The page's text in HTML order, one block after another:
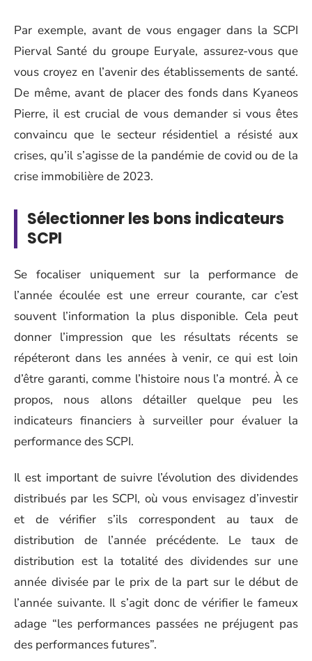
Par exemple, avant de vous engager dans la SCPI
Pierval Santé du groupe Euryale, assurez-vous que
vous croyez en l’avenir des établissements de santé.
De même, avant de placer des fonds dans Kyaneos
Pierre, il est crucial de vous demander si vous êtes
convaincu que le secteur résidentiel a résisté aux
crises, qu’il s’agisse de la pandémie de covid ou de la
crise immobilière de 2023.
Sélectionner les bons indicateurs
SCPI
Se focaliser uniquement sur la performance de
l’année écoulée est une erreur courante, car c’est
souvent l’information la plus disponible. Cela peut
donner l’impression que les résultats récents se
répéteront dans les années à venir, ce qui est loin
d’être garanti, comme l’histoire nous l’a montré. À ce
propos, nous allons détailler quelque peu les
indicateurs financiers à surveiller pour évaluer la
performance des SCPI.
Il est important de suivre l’évolution des dividendes
distribués par les SCPI, où vous envisagez d’investir
et de vérifier s’ils correspondent au taux de
distribution de l’année précédente. Le taux de
distribution est la totalité des dividendes sur une
année divisée par le prix de la part sur le début de
l’année suivante. Il s’agit donc de vérifier le fameux
adage “les performances passées ne préjugent pas
des performances futures”.